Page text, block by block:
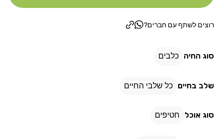
דנטלייף
פורינה
גרם
דנטלייף
פורינה
גרם
רוצים לשתף עם חברים?
סוג החיה כלבים
שלב בחיים כל שלבי החיים
סוג אוכל חטיפים